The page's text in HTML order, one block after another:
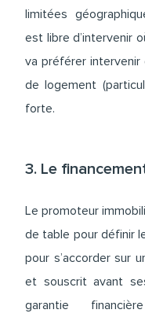
limitées
est libre d’intervenir
va préférer intervenir
de logement
forte.
3. Le
Le promoteur
de table pour définir
pour s’accorder sur
et souscrit avant
garantie